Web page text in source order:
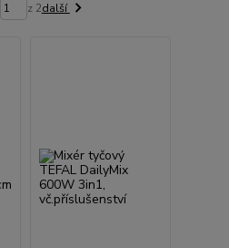
z 2další